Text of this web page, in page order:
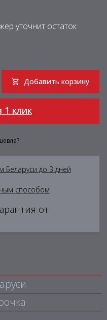
уточнит остаток
Добавить корзину
1 клик
Беларуси до 3 дней
способом
от